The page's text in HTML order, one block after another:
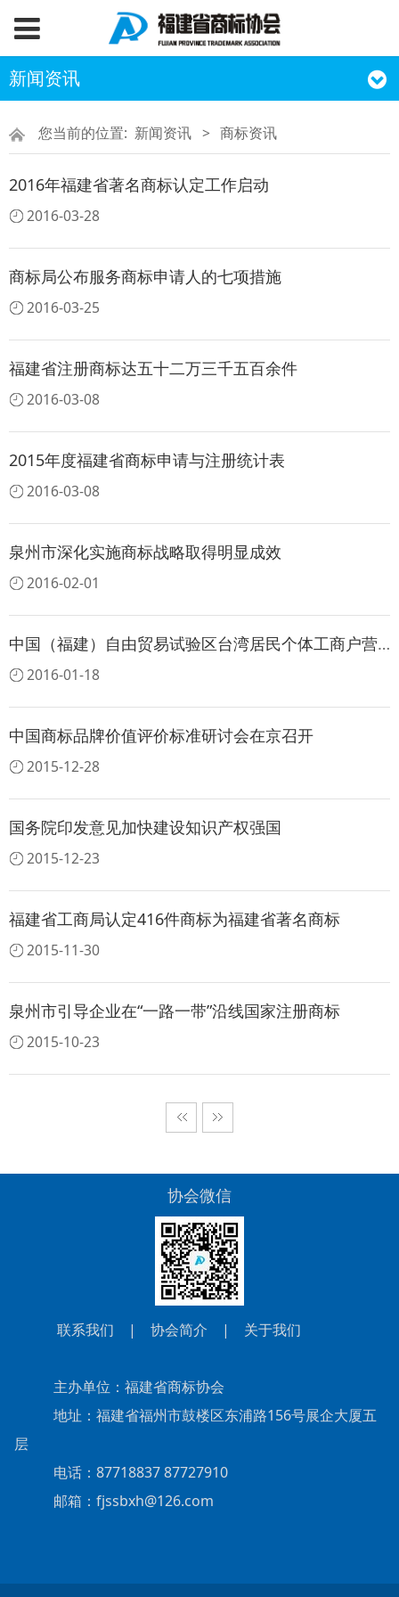
新闻资讯
您当前的位置: 新闻资讯 > 商标资讯
2016年福建省著名商标认定工作启动
2016-03-28
商标局公布服务商标申请人的七项措施
2016-03-25
福建省注册商标达五十二万三千五百余件
2016-03-08
2015年度福建省商标申请与注册统计表
2016-03-08
泉州市深化实施商标战略取得明显成效
2016-02-01
中国（福建）自由贸易试验区台湾居民个体工商户营业范围
2016-01-18
中国商标品牌价值评价标准研讨会在京召开
2015-12-28
国务院印发意见加快建设知识产权强国
2015-12-23
福建省工商局认定416件商标为福建省著名商标
2015-11-30
泉州市引导企业在“一路一带”沿线国家注册商标
2015-10-23
协会微信
联系我们 | 协会简介 | 关于我们
主办单位：福建省商标协会
地址：福建省福州市鼓楼区东浦路156号展企大厦五
层
电话：87718837 87727910
邮箱：fjssbxh@126.com